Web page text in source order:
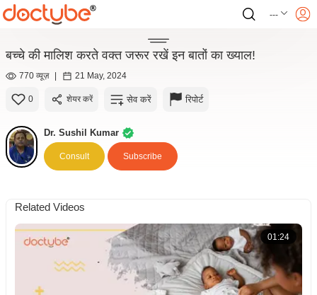
---
बच्चे की मालिश करते वक्त जरूर रखें इन बातों का ख्याल!
770 व्यूज़ | 21 May, 2024
0 शेयर करें सेव करें रिपोर्ट
Dr. Sushil Kumar
Consult Subscribe
Related Videos
01:24